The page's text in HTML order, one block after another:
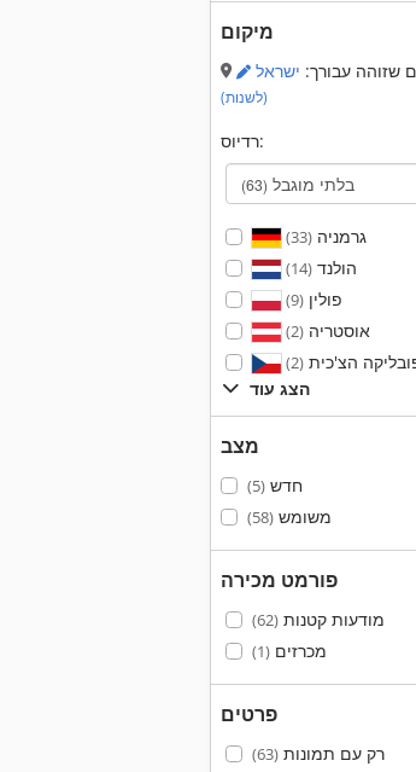
מיקום
שזוהה עבורך: ישראל
(לשנות)
רדיוס:
בלתי מוגבל (63)
גרמניה(33)
הולנד(14)
פולין(9)
אוסטריה(2)
הצ'כית(2)
הצג עוד
מצב
חדש(5)
משומש(58)
פורמט מכירה
מודעות קטנות(62)
מכרזים(1)
פרטים
רק עם תמונות(63)